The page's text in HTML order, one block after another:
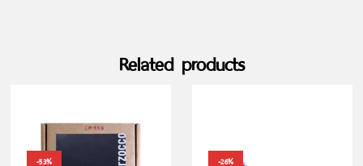
Related products
-53% -26%